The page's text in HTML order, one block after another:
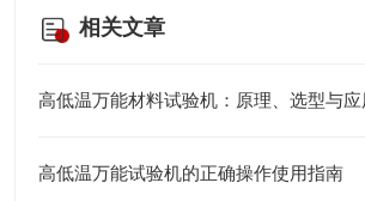
相关文章
高低温万能材料试验机：原理、选型与
高低温万能试验机的正确操作使用指南